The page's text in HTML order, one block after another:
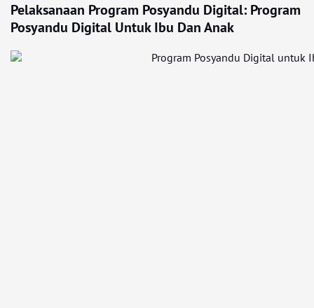
Pelaksanaan Program Posyandu Digital: Program
Posyandu Digital Untuk Ibu Dan Anak